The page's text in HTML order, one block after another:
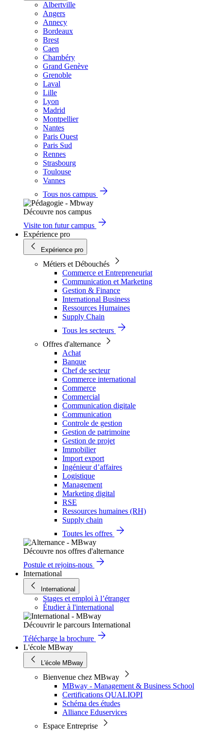
Albertville
Angers
Annecy
Bordeaux
Brest
Caen
Chambéry
Grand Genève
Grenoble
Laval
Lille
Lyon
Madrid
Montpellier
Nantes
Paris Ouest
Paris Sud
Rennes
Strasbourg
Toulouse
Vannes
Tous nos campus
Découvre nos campus
Visite ton futur campus
Expérience pro
Expérience pro
Métiers et Débouchés
Commerce et Entrepreneuriat
Communication et Marketing
Gestion & Finance
International Business
Ressources Humaines
Supply Chain
Tous les secteurs
Offres d'alternance
Achat
Banque
Chef de secteur
Commerce international
Commerce
Commercial
Communication digitale
Communication
Controle de gestion
Gestion de patrimoine
Gestion de projet
Immobilier
Import export
Ingénieur d’affaires
Logistique
Management
Marketing digital
RSE
Ressources humaines (RH)
Supply chain
Toutes les offres
Découvre nos offres d'alternance
Postule et rejoins-nous
International
International
Stages et emploi à l’étranger
Étudier à l'international
Découvrir le parcours International
Télécharge la brochure
L'école MBway
L'école MBway
Bienvenue chez MBway
MBway - Management & Business School
Certifications QUALIOPI
Schéma des études
Alliance Eduservices
Espace Entreprise